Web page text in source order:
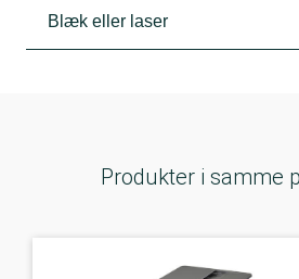
Blæk eller laser
Produkter i samme